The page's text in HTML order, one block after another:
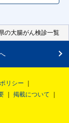
の大腸がん検診一覧
リシー
掲載について